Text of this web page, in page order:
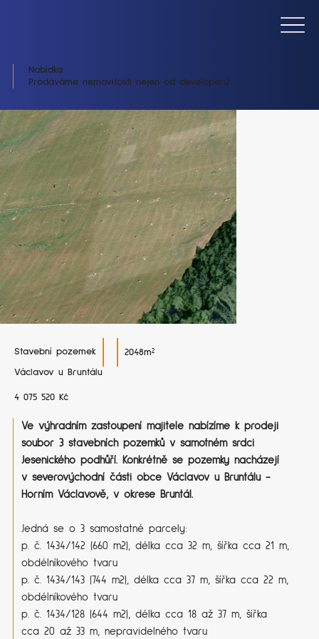
Nabídka
Prodáváme nemovitosti nejen od developerů
Stavební pozemek 2048m²
Václavov u Bruntálu
4​ ​0​7​5​ ​5​2​0​ ​K​č
Ve výhradním zastoupení majitele nabízíme k prodeji
soubor 3 stavebních pozemků v samotném srdci
Jesenického podhůří. Konkrétně se pozemky nacházejí
v severovýchodní části obce Václavov u Bruntálu -
Horním Václavově, v okrese Bruntál.
Jedná se o 3 samostatné parcely:
p. č. 1434/142 (660 m2), délka cca 32 m, šířka cca 21 m,
obdélníkového tvaru
p. č. 1434/143 (744 m2), délka cca 37 m, šířka cca 22 m,
obdélníkového tvaru
p. č. 1434/128 (644 m2), délka cca 18 až 37 m, šířka
cca 20 až 33 m, nepravidelného tvaru